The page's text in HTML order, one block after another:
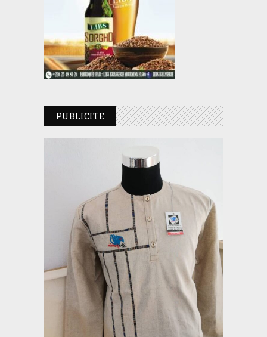
PUBLICITE